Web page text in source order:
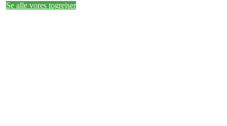
Se alle vores togrejser